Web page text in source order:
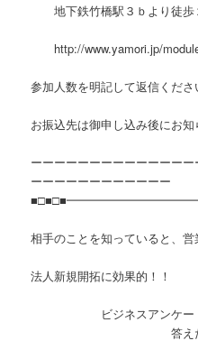
地下鉄竹橋駅３ｂより徒歩
http://www.yamori.jp/
参加人数を明記して返信くださ
お振込先は御申し込み後にお知
ーーーーーーーーーーーーー
ーーーーーーーーーーーー
相手のことを知っていると、営
法人新規開拓に効果的！
ビジネスアンケー
答えた会社と答